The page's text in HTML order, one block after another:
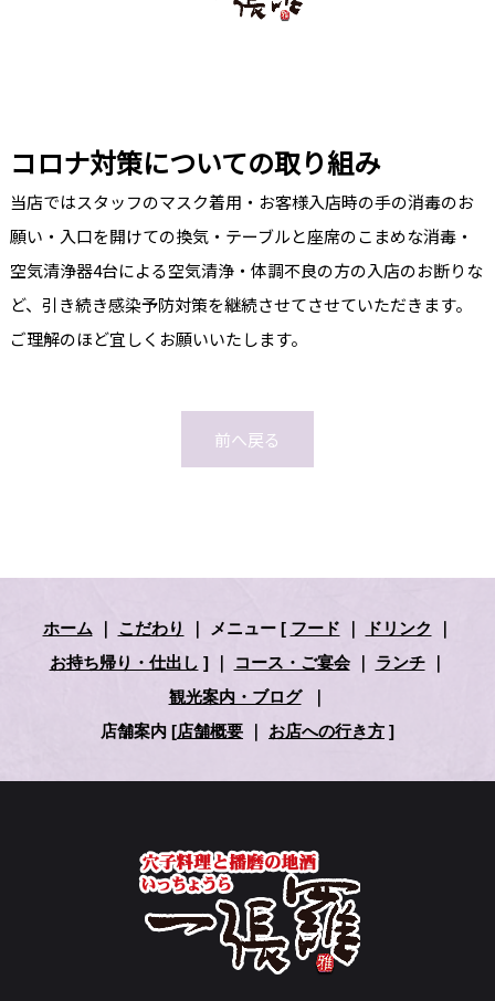
コロナ対策についての取り組み
当店ではスタッフのマスク着用・お客様入店時の手の消毒のお
願い・入口を開けての換気・テーブルと座席のこまめな消毒・
空気清浄器4台による空気清浄・体調不良の方の入店のお断りな
ど、引き続き感染予防対策を継続させてさせていただきます。
ご理解のほど宜しくお願いいたします。
前へ戻る
ホーム ｜ こだわり ｜ メニュー[ フード ｜ ドリンク ｜
お持ち帰り・仕出し ] ｜ コース・ご宴会｜ ランチ｜
観光案内・ブログ｜
店舗案内 [店舗概要 ｜ お店への行き方 ]